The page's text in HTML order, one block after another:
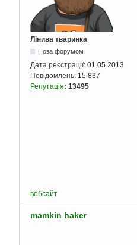
Лінива тваринка
Поза форумом
Дата реєстрації: 01.05.2013
Повідомлень: 15 837
Репутація: 13495
вебсайт
mamkin haker